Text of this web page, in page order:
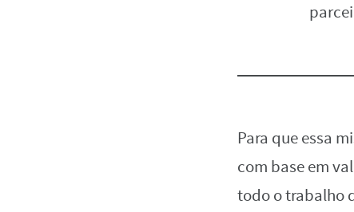
Para que essa
com base em
todo o trabalho